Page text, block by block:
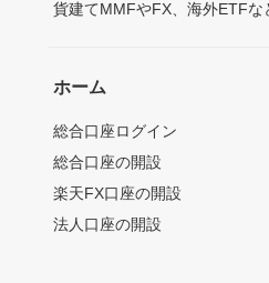
貨建てMMFやFX、海外ETF
ホーム
総合口座ログイン
総合口座の開設
楽天FX口座の開設
法人口座の開設